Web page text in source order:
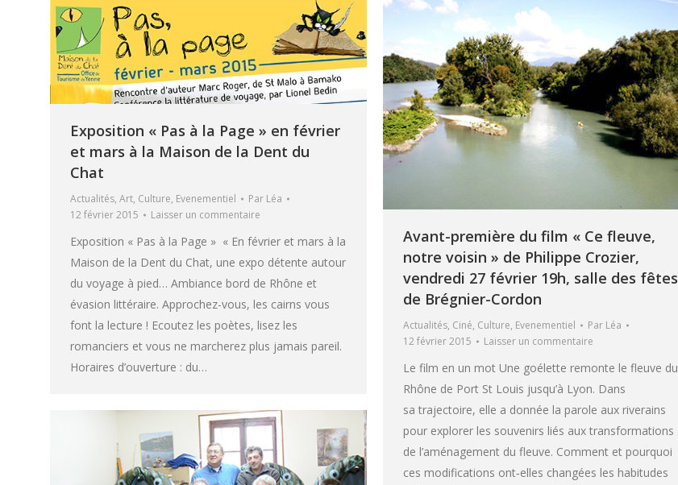
Exposition « Pas à la Page » en février
et mars à la Maison de la Dent du
Chat
Actualités, Art, Culture, Evenementiel Par Léa
12 février 2015
Laisser un commentaire
Exposition « Pas à la Page » « En février et mars à la
Maison de la Dent du Chat, une expo détente autour
du voyage à pied… Ambiance bord de Rhône et
évasion littéraire. Approchez-vous, les cairns vous
font la lecture ! Ecoutez les poètes, lisez les
romanciers et vous ne marcherez plus jamais pareil.
Horaires d’ouverture : du…
Avant-première du film « Ce fleuve,
notre voisin » de Philippe Crozier,
vendredi 27 février 19h, salle des fêtes
de Brégnier-Cordon
Actualités, Ciné, Culture, Evenementiel Par Léa
12 février 2015
Laisser un commentaire
Le film en un mot Une goélette remonte le fleuve du
Rhône de Port St Louis jusqu’à Lyon. Dans
sa trajectoire, elle a donnée la parole aux riverains
pour explorer les souvenirs liés aux transformations
de l’aménagement du fleuve. Comment et pourquoi
ces modifications ont‐elles changées les habitudes